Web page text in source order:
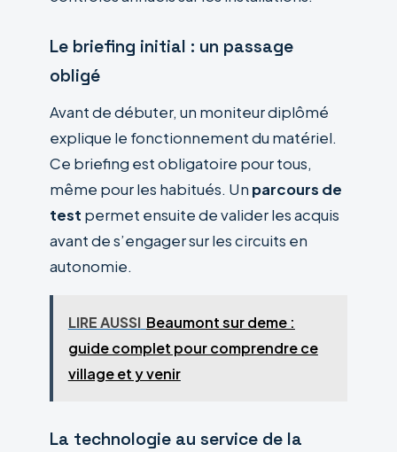
Le briefing initial : un passage
obligé
Avant de débuter, un moniteur diplômé
explique le fonctionnement du matériel.
Ce briefing est obligatoire pour tous,
même pour les habitués. Un parcours de
test permet ensuite de valider les acquis
avant de s’engager sur les circuits en
autonomie.
LIRE AUSSI Beaumont sur deme :
guide complet pour comprendre ce
village et y venir
La technologie au service de la